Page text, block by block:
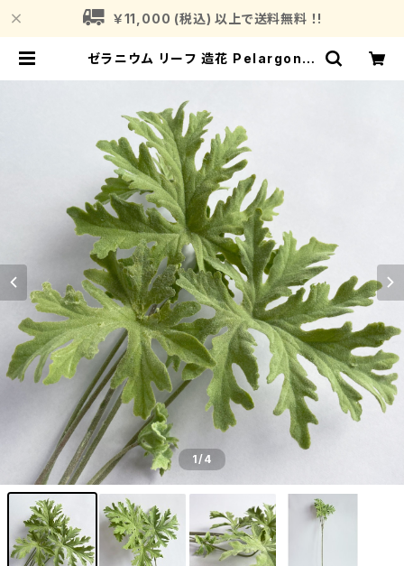
￥11,000 (税込) 以上で送料無料 ！!
ゼラニウム リーフ 造花 Pelargoniu
nce Plant (フレグランスプラント)
1/4